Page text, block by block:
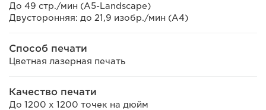
До 49 стр./мин (A5-Landscape)
Двусторонняя: до 21,9 изобр./мин (A4)
Способ печати
Цветная лазерная печать
Качество печати
До 1200 х 1200 точек на дюйм